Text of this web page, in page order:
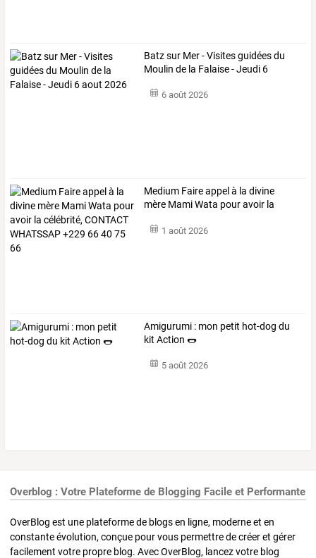
Batzsur Mer-Visitesguidéesdu
Moulin de la Falaise-Jeudi 6
6 août 2026
Medium Faireappel à la divine
mère MamiWata pouravoir la
1 août 2026
Amigurumi : mon petit hot-dog du
kit Action 🌭
5 août 2026
Overblog : Votre Plateforme de Blogging Facile et Performante
OverBlog est une plateforme de blogs en ligne, moderne et en
constante évolution, conçue pour vous permettre de créer et gérer
facilement votre propre blog. Avec OverBlog, lancez votre blog